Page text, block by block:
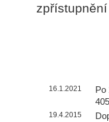
16.1.2021
Po
19.4.2015